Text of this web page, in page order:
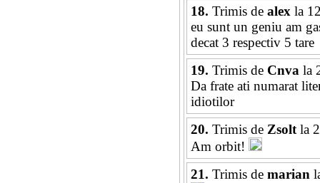
18. Trimis de alexla
eu sunt un geniu am
decat 3 respectiv 5 tare
19. Trimis de Cnvala
Da frate ati numarat
idiotilor
20. Trimis de Zsoltla
Am orbit!
21. Trimis de marian